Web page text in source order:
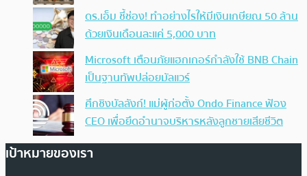
ดร.เอ็ม ชี้ช่อง! ทำอย่างไรให้มีเงินเกษียณ 50 ล้าน
ด้วยเงินเดือนละแค่ 5,000 บาท
Microsoft เตือนภัยแฮกเกอร์กำลังใช้ BNB Chain
เป็นฐานทัพปล่อยมัลแวร์
ศึกชิงบัลลังก์! แม่ผู้ก่อตั้ง Ondo Finance ฟ้อง
CEO เพื่อยึดอำนาจบริหารหลังลูกชายเสียชีวิต
เป้าหมายของเรา